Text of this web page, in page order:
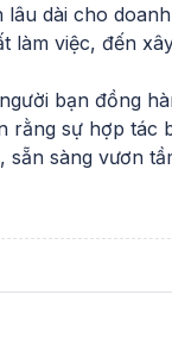
dài cho
làm việc, đến
bạn đồng
rằng sự hợp tác
sàng vươn